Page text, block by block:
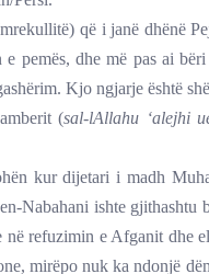
që i janë dhënë
pemës, dhe më pas ai
Kjo ngjarje është
(sal-lAllahu ‘alejhi
kur dijetari i madh
Nabahani ishte gjithashtu
refuzimin e Afganit dhe
mirëpo nuk ka ndonjë